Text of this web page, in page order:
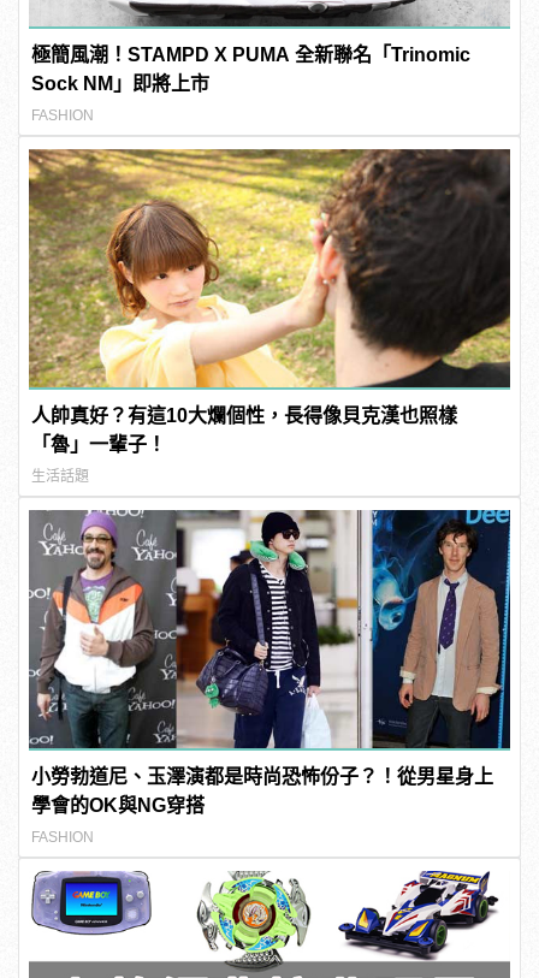
極簡風潮！STAMPD X PUMA 全新聯名「Trinomic
Sock NM」即將上市
FASHION
人帥真好？有這10大爛個性，長得像貝克漢也照樣
「魯」一輩子！
生活話題
小勞勃道尼、玉澤演都是時尚恐怖份子？！從男星身上
學會的OK與NG穿搭
FASHION